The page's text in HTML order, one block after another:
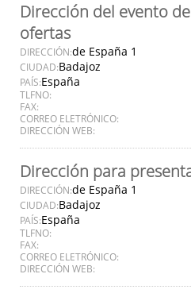
Dirección del evento
ofertas
DIRECCIÓN:de España 1
CIUDAD:Badajoz
PAÍS:España
TLFNO:
FAX:
CORREO ELETRÓNICO:
DIRECCIÓN WEB:
Dirección para
DIRECCIÓN:de España 1
CIUDAD:Badajoz
PAÍS:España
TLFNO:
FAX:
CORREO ELETRÓNICO:
DIRECCIÓN WEB: